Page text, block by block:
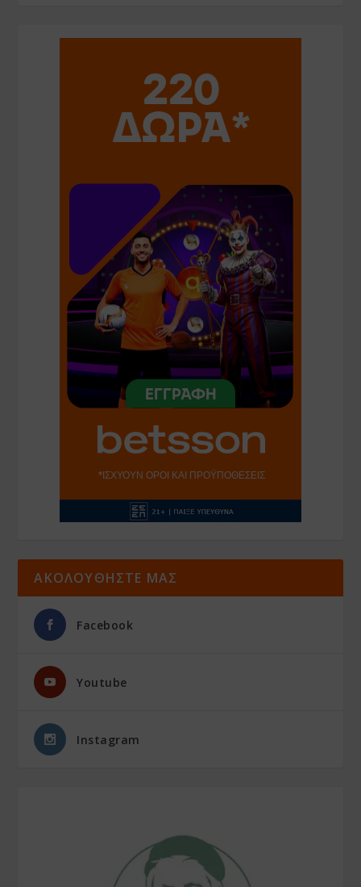
ΑΚΟΛΟΥΘΗΣΤΕ ΜΑΣ
Facebook
Youtube
Instagram